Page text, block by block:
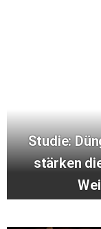
Studie:
stärken